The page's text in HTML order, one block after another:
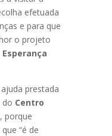
efetuada
e para que
o projeto
prestada
do Centro
porque
“é de